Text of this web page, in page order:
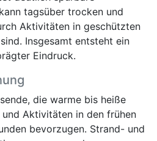
tagsüber trocken und
Aktivitäten in geschützten
Insgesamt entsteht ein
Eindruck.
die warme bis heiße
Aktivitäten in den frühen
bevorzugen. Strand- und